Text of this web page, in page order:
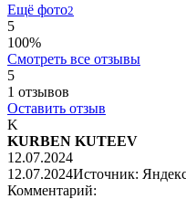
Ещё фото2
5
100%
Смотреть все отзывы
5
1 отзывов
Оставить отзыв
K
KURBEN KUTEEV
12.07.2024
12.07.2024Источник:
Комментарий: